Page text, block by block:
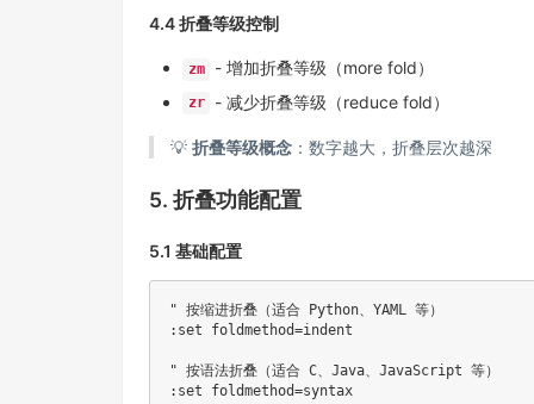
4.4 折叠等级控制
zm - 增加折叠等级（more fold）
zr - 减少折叠等级（reduce fold）
💡 折叠等级概念：数字越大，折叠层次越深
5. 折叠功能配置
5.1 基础配置
" 按缩进折叠（适合 Python、YAML 等）
:set foldmethod=indent
" 按语法折叠（适合 C、Java、JavaScript 等）
:set foldmethod=syntax